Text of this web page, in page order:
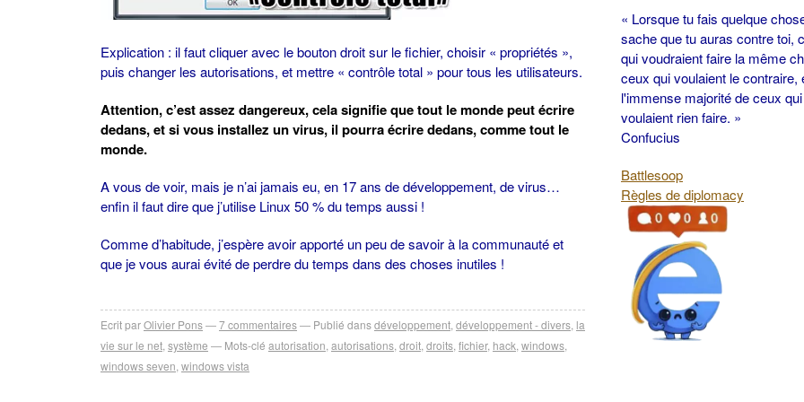
Explication : il faut cliquer avec le bouton droit sur le fichier, choisir « propriétés »,
puis changer les autorisations, et mettre « contrôle total » pour tous les utilisateurs.
Attention, c’est assez dangereux, cela signifie que tout le monde peut écrire
dedans, et si vous installez un virus, il pourra écrire dedans, comme tout le
monde.
A vous de voir, mais je n’ai jamais eu, en 17 ans de développement, de virus…
enfin il faut dire que j’utilise Linux 50 % du temps aussi !
Comme d’habitude, j’espère avoir apporté un peu de savoir à la communauté et
que je vous aurai évité de perdre du temps dans des choses inutiles !
Ecrit parOlivier Pons 7commentaires Publié dansdéveloppement développement - divers la
vie sur le net système Mots-clé autorisation autorisations droit droits fichier, hack windows
windows seven windows vista
« Lorsque tu fais quelque
sache que tu auras contre toi,
qui voudraient faire la même
ceux qui voulaient le contraire,
l'immense majorité de ceux
voulaient rien faire. »
Confucius
Battlesoop
Règles de diplomacy